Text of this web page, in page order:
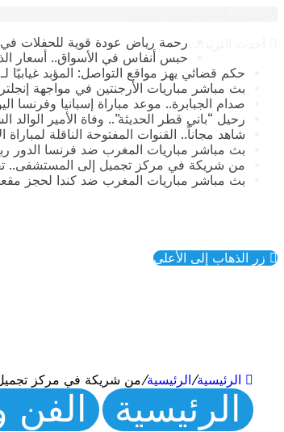
رحمة رياض عودة قوية للحفلات في
حبس أنفاس في الأسواق.. أسعار
حكم قضائي يهز مواقع التواصل: المؤبد غيابيًا
بث مباشر مباريات الأرجنتين في مواجهة
صدام الجبابرة.. موعد مباراة إسبانيا وفرنسا اليوم في نصف نهائي
رحيل “باني قطر الحديثة”.. وفاة الأمير الوالد
​شاهد مجاناً.. القنوات المفتوحة الناقلة لمباراة
بث مباشر مباريات المغرب ضد فرنسا الدور ربع
من شريكة في مركز تجميل إلى المستشفى..
بث مباشر مباريات المغرب ضد كندا لحجز مقعد
الرئيسية/الرئيسية/من شريكة في مركز
الرئيسية الفن
زر الذهاب إلى الأعلى